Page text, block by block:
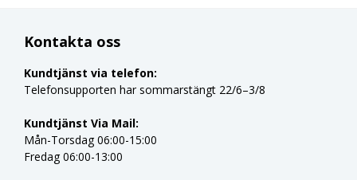
Kontakta oss
Kundtjänst via telefon:
Telefonsupporten har sommarstängt 22/6–3/8
Kundtjänst Via Mail:
Mån-Torsdag 06:00-15:00
Fredag 06:00-13:00